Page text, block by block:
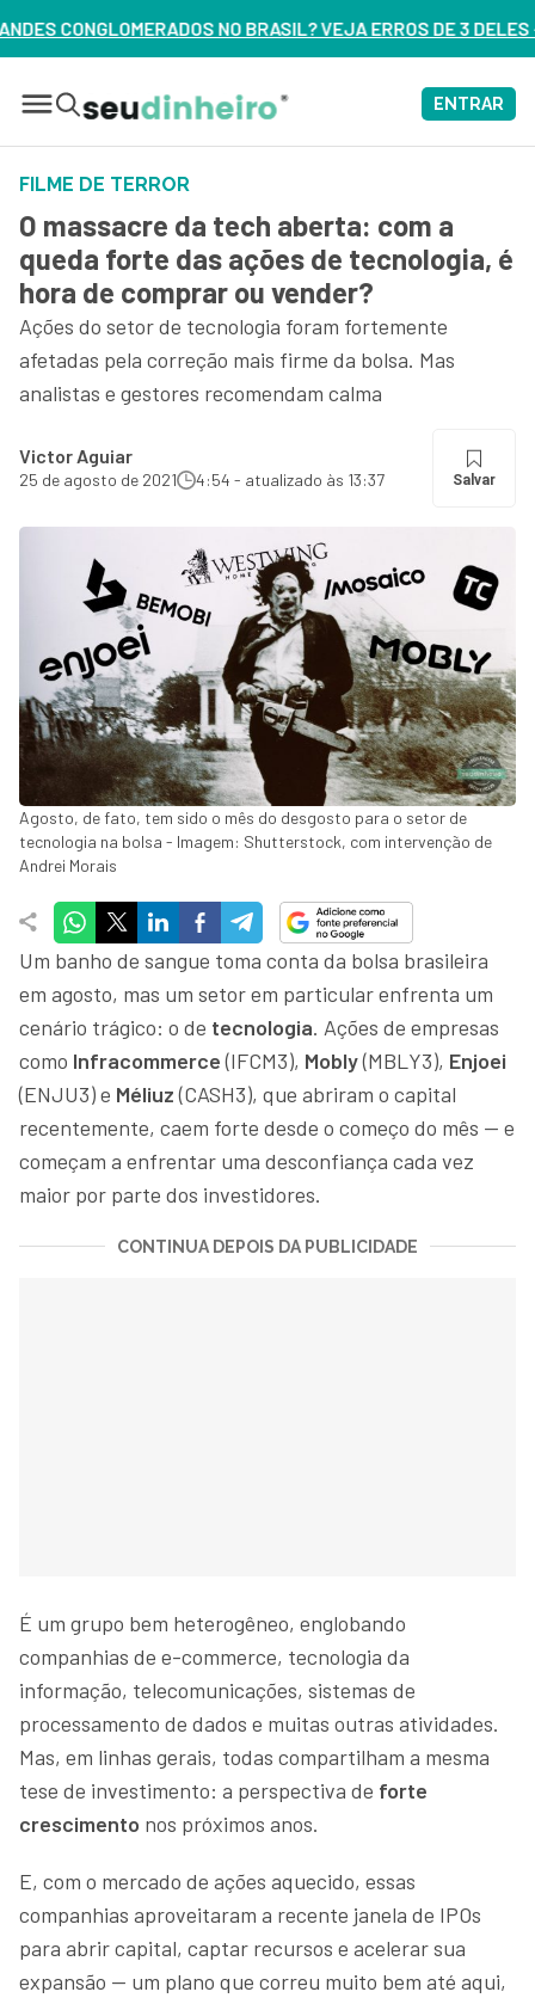
NO BRASIL? VEJA ERROS DE 3 DELES – ASSISTA AGORA
ENTRAR
FILME DE TERROR
O massacre da tech aberta: com a
queda forte das ações de tecnologia, é
hora de comprar ou vender?
Ações do setor de tecnologia foram fortemente
afetadas pela correção mais firme da bolsa. Mas
analistas e gestores recomendam calma
Victor Aguiar
25 de agosto de 2021 4:54 - atualizado às 13:37 Salvar
Agosto, de fato, tem sido o mês do desgosto para o setor de
tecnologia na bolsa - Imagem: Shutterstock, com intervenção de
Andrei Morais
Um banho de sangue toma conta da bolsa brasileira
em agosto, mas um setor em particular enfrenta um
cenário trágico: o de tecnologia. Ações de empresas
como Infracommerce(IFCM3), Mobly(MBLY3), Enjoei
(ENJU3) e Méliuz(CASH3), que abriram o capital
recentemente, caem forte desde o começo do mês — e
começam a enfrentar uma desconfiança cada vez
maior por parte dos investidores.
CONTINUA DEPOIS DA PUBLICIDADE
É um grupo bem heterogêneo, englobando
companhias de e-commerce, tecnologia da
informação, telecomunicações, sistemas de
processamento de dados e muitas outras atividades.
Mas, em linhas gerais, todas compartilham a mesma
tese de investimento: a perspectiva de forte
crescimento nos próximos anos.
E, com o mercado de ações aquecido, essas
companhias aproveitaram a recente janela de IPOs
para abrir capital, captar recursos e acelerar sua
expansão — um plano que correu muito bem até aqui,